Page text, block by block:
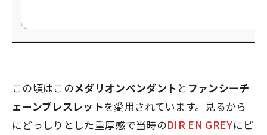
この頃はこのメダリオンペンダント と ファンシーチ
ェーンブレスレットを愛用されています。見るから
にどっしりとした重厚感で当時のDIR EN GREYにピ